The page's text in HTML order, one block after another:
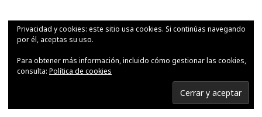
Privacidad y cookies: este sitio usa cookies. Si continúas navegando
por él, aceptas su uso.
Para obtener más información, incluido cómo gestionar las cookies,
consulta: Política de cookies